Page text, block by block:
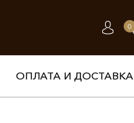
0
ОПЛАТА И ДОСТАВКА